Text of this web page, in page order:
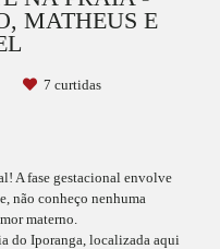
MATHEUS E
7 curtidas
A fase gestacional envolve
não conheço nenhuma
materno.
do Iporanga, localizada aqui